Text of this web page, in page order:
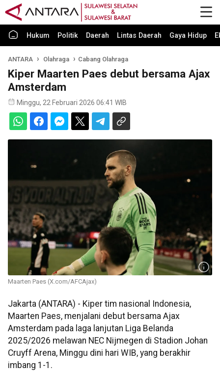
Hukum Politik Daerah Lintas Daerah Gaya Hidup
ANTARA Olahraga Cabang Olahraga
Kiper Maarten Paes debut bersama Ajax
Amsterdam
Minggu, 22 Februari 2026 06:41 WIB
Maarten Paes (X.com/AFCAjax)
Jakarta (ANTARA) - Kiper tim nasional Indonesia,
Maarten Paes, menjalani debut bersama Ajax
Amsterdam pada laga lanjutan Liga Belanda
2025/2026 melawan NEC Nijmegen di Stadion Johan
Cruyff Arena, Minggu dini hari WIB, yang berakhir
imbang 1-1.